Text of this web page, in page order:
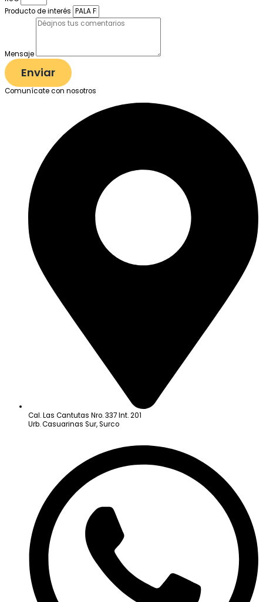
Producto de interés
Mensaje
Enviar
Comunícate con nosotros
Cal. Las Cantutas Nro. 337 Int. 201
Urb. Casuarinas Sur, Surco